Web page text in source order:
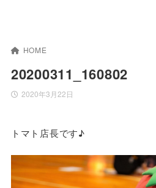
HOME
20200311_160802
2020年3月22日
トマト店長です♪